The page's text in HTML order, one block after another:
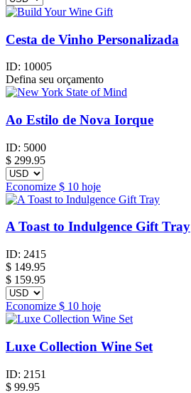
Cesta de Vinho Personalizada
ID: 10005
Defina seu orçamento
Ao Estilo de Nova Iorque
ID: 5000
$ 299.95
Economize $ 10 hoje
A Toast to Indulgence Gift Tray
ID: 2415
$ 149.95
$ 159.95
Economize $ 10 hoje
Luxe Collection Wine Set
ID: 2151
$ 99.95